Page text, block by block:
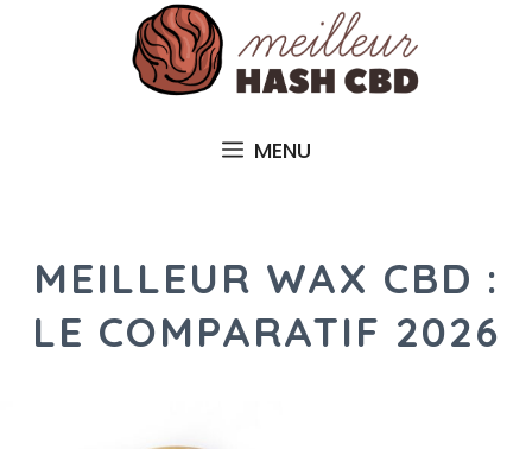
MENU
MEILLEUR WAX CBD :
LE COMPARATIF 2026